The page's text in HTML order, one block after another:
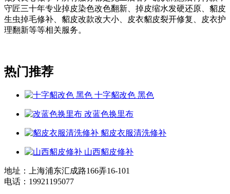
守匠三十年专业掉皮染色改色翻新、掉皮缩水发硬还原、貂皮
生虫掉毛修补、貂皮改款改大小、皮衣貂皮裂开修复、皮衣护
理翻新等等相关服务。
热门推荐
十字貂改色 黑色
改蓝色换里布
貂皮衣服清洗修补
山西貂皮修补
地址：上海浦东汇成路166弄16-101
电话：19921195077